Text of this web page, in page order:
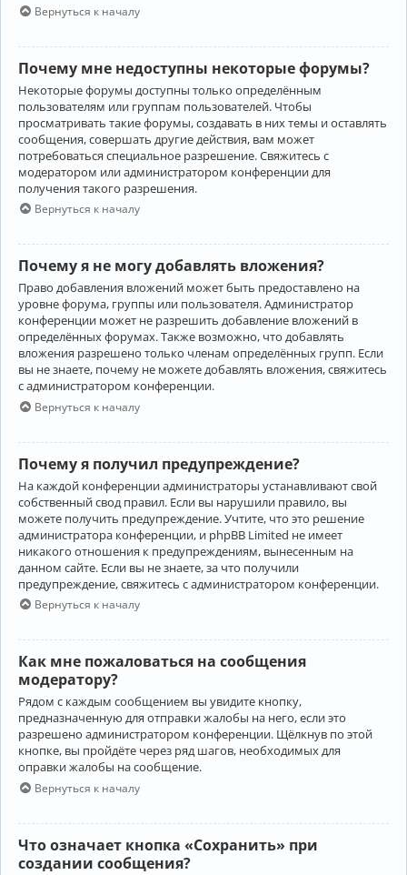
Вернуться к началу
Почему мне недоступны некоторые форумы?
Некоторые форумы доступны только определённым
пользователям или группам пользователей. Чтобы
просматривать такие форумы, создавать в них темы и оставлять
сообщения, совершать другие действия, вам может
потребоваться специальное разрешение. Свяжитесь с
модератором или администратором конференции для
получения такого разрешения.
Вернуться к началу
Почему я не могу добавлять вложения?
Право добавления вложений может быть предоставлено на
уровне форума, группы или пользователя. Администратор
конференции может не разрешить добавление вложений в
определённых форумах. Также возможно, что добавлять
вложения разрешено только членам определённых групп. Если
вы не знаете, почему не можете добавлять вложения, свяжитесь
с администратором конференции.
Вернуться к началу
Почему я получил предупреждение?
На каждой конференции администраторы устанавливают свой
собственный свод правил. Если вы нарушили правило, вы
можете получить предупреждение. Учтите, что это решение
администратора конференции, и phpBB Limited не имеет
никакого отношения к предупреждениям, вынесенным на
данном сайте. Если вы не знаете, за что получили
предупреждение, свяжитесь с администратором конференции.
Вернуться к началу
Как мне пожаловаться на сообщения
модератору?
Рядом с каждым сообщением вы увидите кнопку,
предназначенную для отправки жалобы на него, если это
разрешено администратором конференции. Щёлкнув по этой
кнопке, вы пройдёте через ряд шагов, необходимых для
оправки жалобы на сообщение.
Вернуться к началу
Что означает кнопка «Сохранить» при
создании сообщения?